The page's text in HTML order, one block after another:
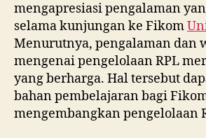
mengapresiasi pengalaman
selama kunjungan ke Fikom
Menurutnya, pengalaman dan
mengenai pengelolaan RPL
yang berharga. Hal tersebut
bahan pembelajaran bagi
mengembangkan pengelolaan